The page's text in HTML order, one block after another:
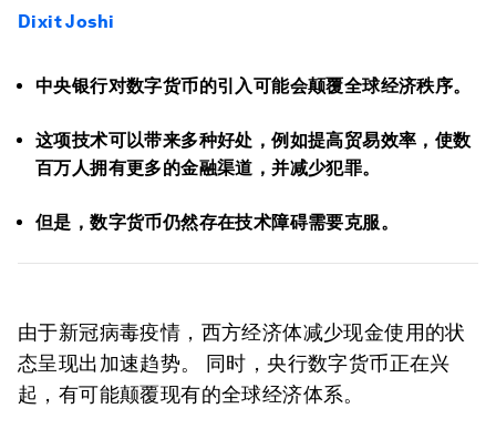
Dixit Joshi
中央银行对数字货币的引入可能会颠覆全球经济秩序。
这项技术可以带来多种好处，例如提高贸易效率，使数
百万人拥有更多的金融渠道，并减少犯罪。
但是，数字货币仍然存在技术障碍需要克服。
由于新冠病毒疫情，西方经济体减少现金使用的状
态呈现出加速趋势。 同时，央行数字货币正在兴
起，有可能颠覆现有的全球经济体系。